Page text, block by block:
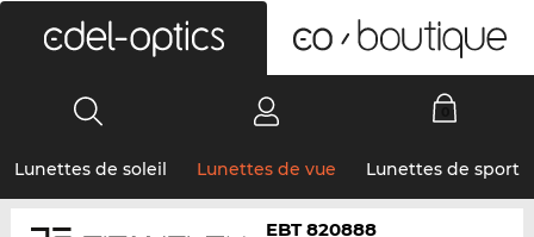
Lunettes de soleil Lunettes de vue Lunettes de sport
EBT 820888